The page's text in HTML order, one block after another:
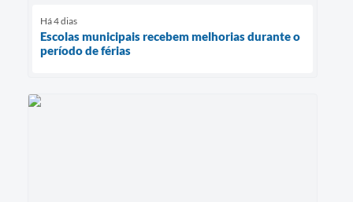
Há 4 dias
Escolas municipais recebem melhorias durante o
período de férias